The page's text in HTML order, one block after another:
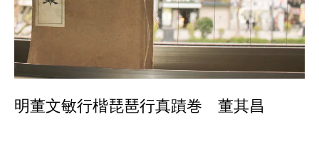
明董文敏行楷琵琶行真蹟巻 董其昌